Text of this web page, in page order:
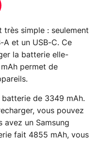
très simple : seulement
A et un USB-C. Ce
la batterie elle-
permet de
batterie de 3349 mAh.
vous pouvez
avez un Samsung
fait 4855 mAh, vous